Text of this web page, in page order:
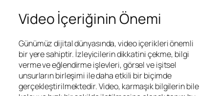
Video İçeriğinin Önemi
Günümüz dijital dünyasında, video içerikleri önemli
bir yere sahiptir. İzleyicilerin dikkatini çekme, bilgi
verme ve eğlendirme işlevleri, görsel ve işitsel
unsurların birleşimi ile daha etkili bir biçimde
gerçekleştirilmektedir. Video, karmaşık bilgilerin bile